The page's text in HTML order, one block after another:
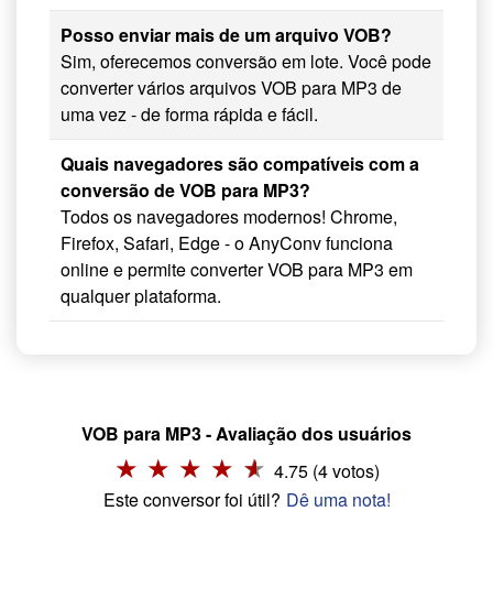
Posso enviar mais de um arquivo VOB?
Sim, oferecemos conversão em lote. Você pode
converter vários arquivos VOB para MP3 de
uma vez - de forma rápida e fácil.
Quais navegadores são compatíveis com a
conversão de VOB para MP3?
Todos os navegadores modernos! Chrome,
Firefox, Safari, Edge - o AnyConv funciona
online e permite converter VOB para MP3 em
qualquer plataforma.
VOB para MP3 - Avaliação dos usuários
4.75 (4 votos)
Este conversor foi útil? Dê uma nota!